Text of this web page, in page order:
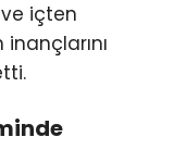
içten